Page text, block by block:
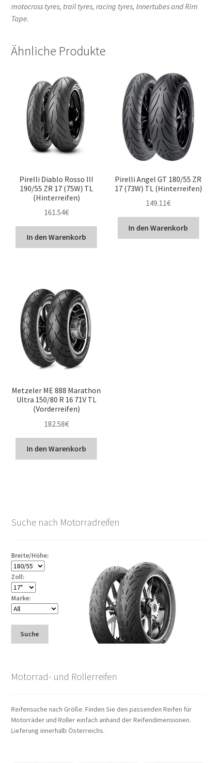
motocross tyres, trail tyres, racing tyres, Innertubes and Rim
Tape.
Ähnliche Produkte
Pirelli Diablo Rosso III
190/55 ZR 17 (75W) TL
(Hinterreifen)
161.54€
In den Warenkorb
Pirelli Angel GT 180/55 ZR
17 (73W) TL (Hinterreifen)
149.11€
In den Warenkorb
Metzeler ME 888 Marathon
Ultra 150/80 R 16 71V TL
(Vorderreifen)
182.58€
In den Warenkorb
Suche nach Motorradreifen
Breite/Höhe:
Zoll:
Marke:
Suche
Motorrad- und Rollerreifen
Reifensuche nach Größe. Finden Sie den passenden Reifen für
Motorräder und Roller einfach anhand der Reifendimensionen.
Lieferung innerhalb Österreichs.